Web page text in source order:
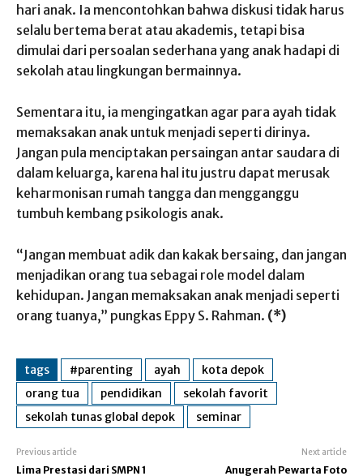
hari anak. Ia mencontohkan bahwa diskusi tidak harus
selalu bertema berat atau akademis, tetapi bisa
dimulai dari persoalan sederhana yang anak hadapi di
sekolah atau lingkungan bermainnya.
Sementara itu, ia mengingatkan agar para ayah tidak
memaksakan anak untuk menjadi seperti dirinya.
Jangan pula menciptakan persaingan antar saudara di
dalam keluarga, karena hal itu justru dapat merusak
keharmonisan rumah tangga dan mengganggu
tumbuh kembang psikologis anak.
“Jangan membuat adik dan kakak bersaing, dan jangan
menjadikan orang tua sebagai role model dalam
kehidupan. Jangan memaksakan anak menjadi seperti
orang tuanya,” pungkas Eppy S. Rahman. (*)
tags #parenting ayah
kota depok
orang tua
pendidikan
sekolah favorit
sekolah tunas global depok
seminar
Previous article
Lima Prestasi dari SMPN 1
Next article
Anugerah Pewarta Foto